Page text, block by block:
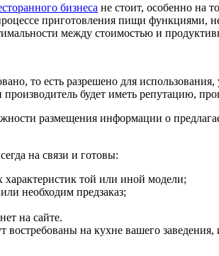
бизнеса не стоит, особенно на
приготовления пищи функциями,
между стоимостью и
то есть разрешено для
будет иметь репутацию,
размещения информации о
на связи и готовы:
характеристик той или иной модели;
необходим предзаказ;
на сайте.
востребованы на кухне вашего